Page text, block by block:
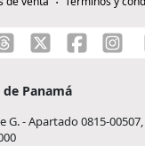
Panamá
G. - Apartado 0815-